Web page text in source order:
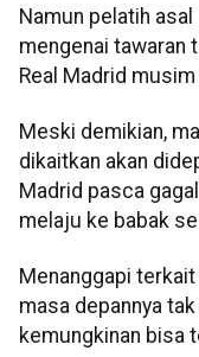
Namun pelatih
mengenai tawaran
Real Madrid musim
Meski demikian,
dikaitkan akan
Madrid pasca
melaju ke babak
Menanggapi
masa depannya
kemungkinan bisa